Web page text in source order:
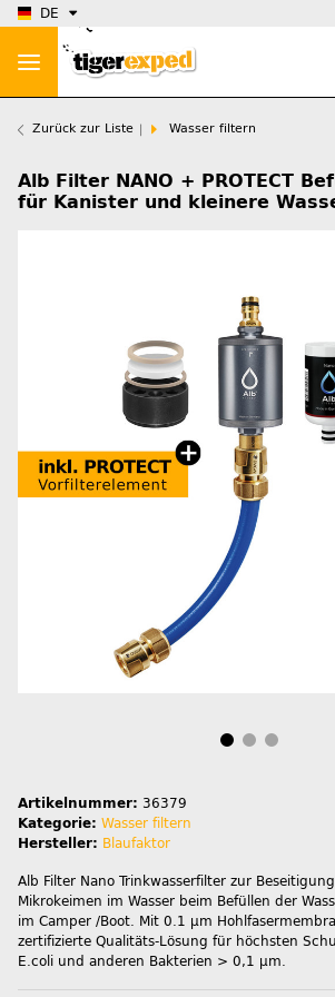
DE
Zurück zur Liste Wasser filtern
Alb Filter NANO + PROTECT
für Kanister und kleinere
Artikelnummer: 36379
Kategorie: Wasser filtern
Hersteller: Blaufaktor
Alb Filter Nano Trinkwasserfilter zur
Mikrokeimen im Wasser beim Befüllen der
im Camper /Boot. Mit 0.1 µm
zertifizierte Qualitäts-Lösung für höchsten
E.coli und anderen Bakterien > 0,1 µm.